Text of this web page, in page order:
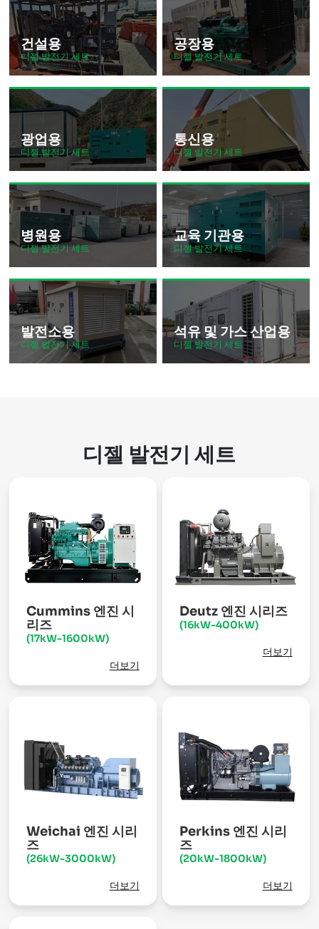
건설용
디젤 발전기 세트
공장용
디젤 발전기 세트
광업용
디젤 발전기 세트
통신용
디젤 발전기 세트
병원용
디젤 발전기 세트
교육 기관용
디젤 발전기 세트
발전소용
디젤 발전기 세트
석유 및 가스 산업용
디젤 발전기 세트
디젤 발전기 세트
Cummins 엔진 시
리즈
(17kW-1600kW)
더보기
Deutz 엔진 시리즈
(16kW-400kW)
더보기
Weichai 엔진 시리
즈
(26kW-3000kW)
더보기
Perkins 엔진 시리
즈
(20kW-1800kW)
더보기